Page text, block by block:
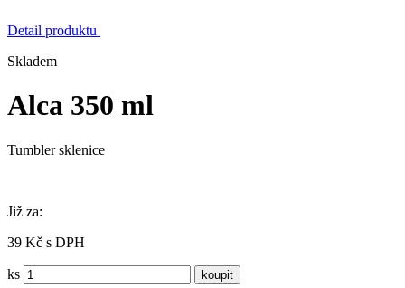
Detail produktu
Skladem
Alca 350 ml
Tumbler sklenice
Již za:
39 Kč s DPH
ks